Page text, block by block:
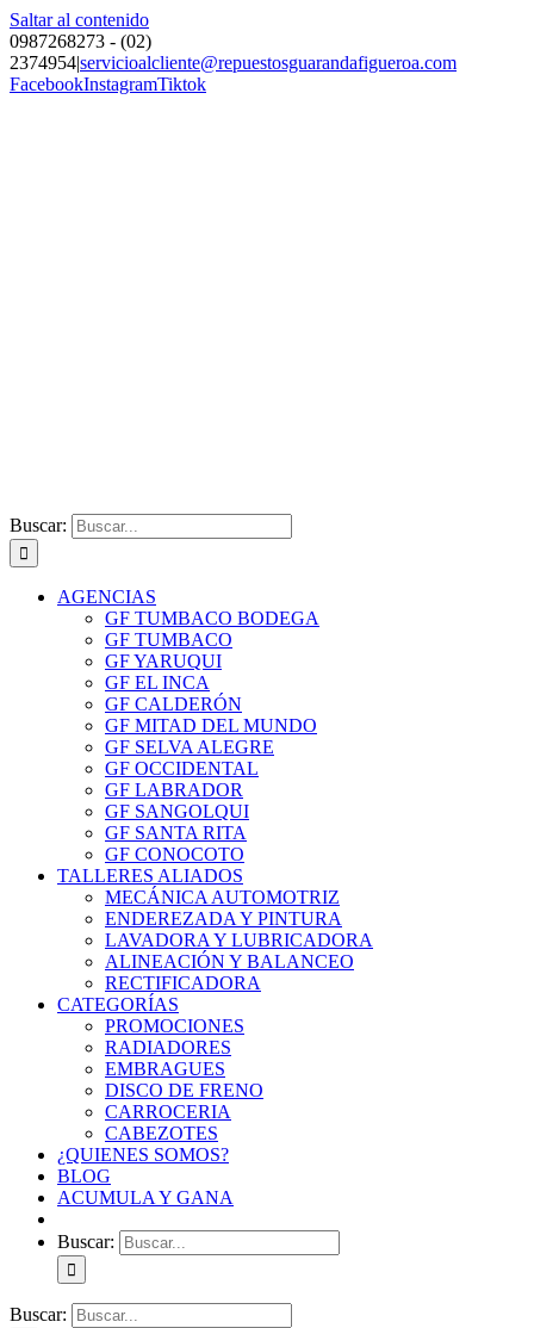
Saltar al contenido
0987268273 - (02)
2374954|servicioalcliente@repuestosguarandafigueroa.com
FacebookInstagramTiktok
Buscar:
AGENCIAS
GF TUMBACO BODEGA
GF TUMBACO
GF YARUQUI
GF EL INCA
GF CALDERÓN
GF MITAD DEL MUNDO
GF SELVA ALEGRE
GF OCCIDENTAL
GF LABRADOR
GF SANGOLQUI
GF SANTA RITA
GF CONOCOTO
TALLERES ALIADOS
MECÁNICA AUTOMOTRIZ
ENDEREZADA Y PINTURA
LAVADORA Y LUBRICADORA
ALINEACIÓN Y BALANCEO
RECTIFICADORA
CATEGORÍAS
PROMOCIONES
RADIADORES
EMBRAGUES
DISCO DE FRENO
CARROCERIA
CABEZOTES
¿QUIENES SOMOS?
BLOG
ACUMULA Y GANA
Buscar:
Buscar: